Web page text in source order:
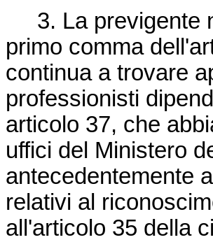
3. La previgente
primo comma
continua a trovare
professionisti
articolo 37, che
uffici del Ministero
antecedentemente
relativi al
all'articolo 35 della